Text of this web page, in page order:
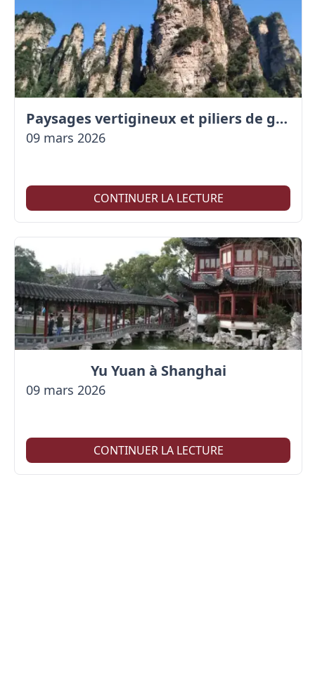
Paysages vertigineux et piliers de grès uniques
09 mars 2026
CONTINUER LA LECTURE
Yu Yuan à Shanghai
09 mars 2026
CONTINUER LA LECTURE